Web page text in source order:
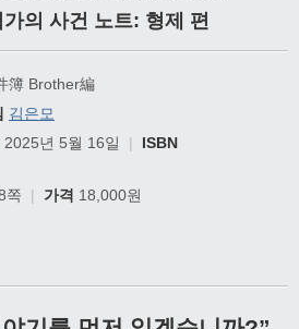
의 사건 노트: 형제 편
簿 Brother編
김은모
2025년 5월 16일 |
ISBN
쪽 | 가격 18,000원